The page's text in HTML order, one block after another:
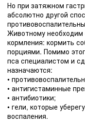
Но при затяжном
абсолютно другой
Животному
кормления: кормить
порциями. Помимо
пса специалистом и
назначаются:
•
• антигистаминные
• антибиотики;
• гели, которые
воспаления.